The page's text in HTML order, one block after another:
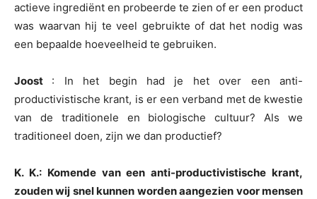
actieve ingrediënt en probeerde te zien of er een product
was waarvan hij te veel gebruikte of dat het nodig was
een bepaalde hoeveelheid te gebruiken.
Joost : In het begin had je het over een anti-
productivistische krant, is er een verband met de kwestie
van de traditionele en biologische cultuur? Als we
traditioneel doen, zijn we dan productief?
K. K.: Komende van een anti-productivistische krant,
zouden wij snel kunnen worden aangezien voor mensen